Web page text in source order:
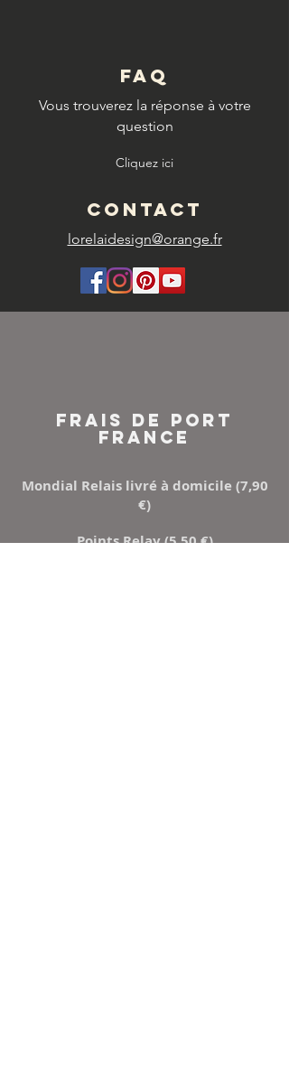
FAQ
Vous trouverez la réponse à votre
question
Cliquez ici
CONTACT
lorelaidesign@orange.fr
FRAIS DE PORT
FRANCE
Mondial Relais livré à domicile (7,90
€)
Points Relay (5,50 €)